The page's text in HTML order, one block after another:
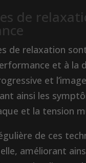
de
de relaxation
et à
et
ainsi les
et la tension
de ces
améliorant